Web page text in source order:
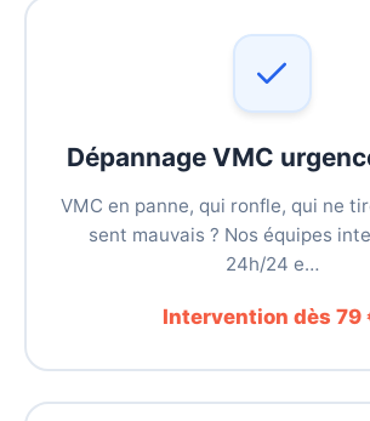
Dépannage VMC
VMC en panne, qui ronfle, qui ne
sent mauvais ? Nos équipes
24h/24 e…
Intervention dès 79